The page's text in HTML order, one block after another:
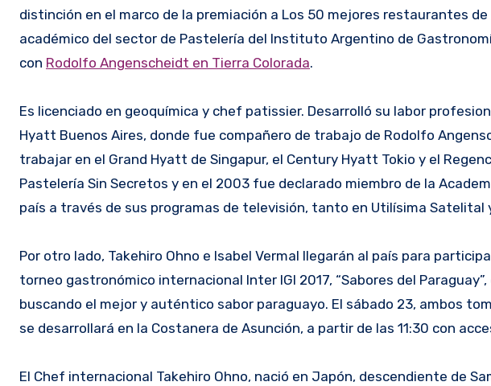
distinción en el marco de la premiación a Los 50 mejores restaurantes
académico del sector de Pastelería del Instituto Argentino de
con Rodolfo Angenscheidt en Tierra Colorada.
Es licenciado en geoquímica y chef patissier. Desarrolló su labor
Hyatt Buenos Aires, donde fue compañero de trabajo de Rodolfo
trabajar en el Grand Hyatt de Singapur, el Century Hyatt Tokio y el
Pastelería Sin Secretos y en el 2003 fue declarado miembro de la
país a través de sus programas de televisión, tanto en Utilísima Satelital
Por otro lado, Takehiro Ohno e Isabel Vermal llegarán al país para
torneo gastronómico internacional Inter IGI 2017, “Sabores del
buscando el mejor y auténtico sabor paraguayo. El sábado 23, ambos
se desarrollará en la Costanera de Asunción, a partir de las 11:30 con
El Chef internacional Takehiro Ohno, nació en Japón, descendiente de